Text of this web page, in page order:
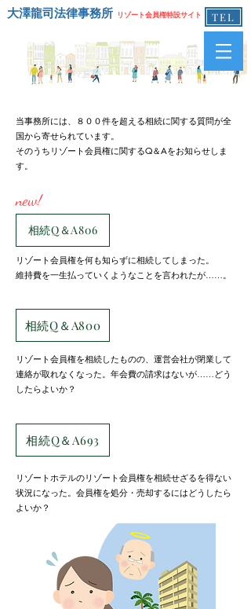
大澤龍司法律事務所 リゾート会員権特設サイト TEL
当事務所には、８００件を超える相続に関する質問が全
国から寄せられています。
そのうちリゾート会員権に関するQ＆Aをお知らせしま
す。
new!
相続Q＆A806
リゾート会員権を何も知らずに相続してしまった。
​維持費を一生払っていくようなことを言われたが……。
相続Q＆A800
​リゾート会員権を相続したものの、運営会社が閉業して
連絡が取れなくなった。年会費の請求はないが……どう
したらよいか？
相続Q＆A693
​リゾートホテルのリゾート会員権を相続せざるを得ない
状況になった。会員権を処分・売却するにはどうしたら
よいか？